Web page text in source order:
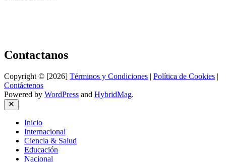
Contactanos
Copyright © [2026] Términos y Condiciones | Política de Cookies |
Contáctenos
Powered by WordPress and HybridMag.
Close
Inicio
Internacional
Ciencia & Salud
Educación
Nacional